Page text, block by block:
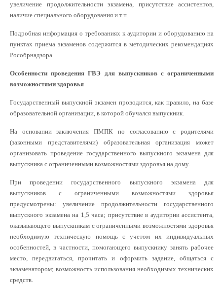
увеличение продолжительности экзамена, присутствие ассистентов,
наличие специального оборудования и т.п.
Подробная информация о требованиях к аудитории и оборудованию на
пунктах приема экзаменов содержится в методических рекомендациях
Рособрнадзора
Особенности проведения ГВЭ для выпускников с ограниченными
возможностями здоровья
Государственный выпускной экзамен проводится, как правило, на базе
образовательной организации, в которой обучался выпускник.
На основании заключения ПМПК по согласованию с родителями
(законными представителями) образовательная организация может
организовать проведение государственного выпускного экзамена для
выпускника с ограниченными возможностями здоровья на дому.
При проведении государственного выпускного экзамена для
выпускников с ограниченными возможностями здоровья
предусмотрены: увеличение продолжительности государственного
выпускного экзамена на 1,5 часа; присутствие в аудитории ассистента,
оказывающего выпускникам с ограниченными возможностями здоровья
необходимую техническую помощь с учетом их индивидуальных
особенностей, в частности, помогающего выпускнику занять рабочее
место, передвигаться, прочитать и оформить задание, общаться с
экзаменатором; возможность использования необходимых технических
средств.